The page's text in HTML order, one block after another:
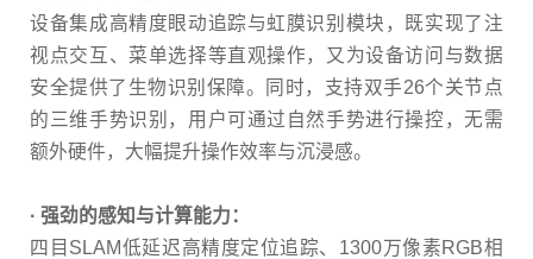
设备集成高精度眼动追踪与虹膜识别模块，既实现了注
视点交互、菜单选择等直观操作，又为设备访问与数据
安全提供了生物识别保障。同时，支持双手26个关节点
的三维手势识别，用户可通过自然手势进行操控，无需
额外硬件，大幅提升操作效率与沉浸感。
·强劲的感知与计算能力：
四目SLAM低延迟高精度定位追踪、1300万像素RGB相